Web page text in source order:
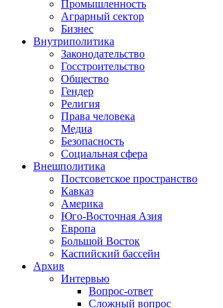
Промышленность
Аграрный сектор
Бизнес
Внутриполитика
Законодательство
Госстроительство
Общество
Гендер
Религия
Права человека
Медиа
Безопасность
Социальная сфера
Внешполитика
Постсоветское пространство
Кавказ
Америка
Юго-Восточная Азия
Европа
Большой Восток
Каспийский бассейн
Архив
Интервью
Вопрос-ответ
Сложный вопрос